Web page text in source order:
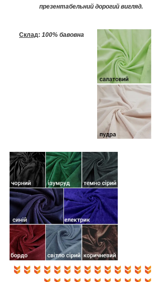
презентабельний дорогий вигляд.
Склад: 100% бавовна